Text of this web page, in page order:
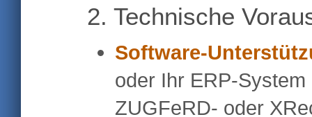
2. Technische
Software-
oder Ihr ERP-
ZUGFeRD- oder